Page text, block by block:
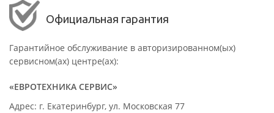
Официальная гарантия
Гарантийное обслуживание в авторизированном(ых)
сервисном(ах) центре(ах):
«ЕВРОТЕХНИКА СЕРВИС»
Адрес: г. Екатеринбург, ул. Московская 77